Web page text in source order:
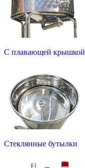
С плавающей крышкой
Стеклянные бутылки